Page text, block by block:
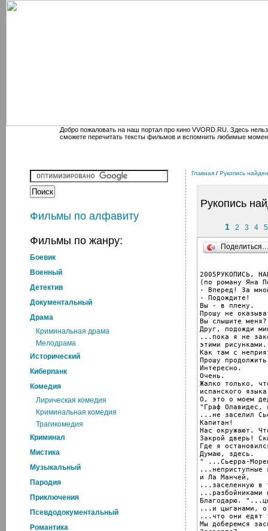
Добро пожаловать на наш портал про кино VVORD.RU. Здесь
сможете перечитать тексты фильмов и вспомнить любимые
Фильмы по алфавиту
Фильмы по жанру:
Боевик
Военный
Детектив
Документальный
Драма
Криминальная драма
Мелодрама
Исторический
Киберпанк
Комедия
Лирическая комедия
Криминальная комедия
Трагикомедия
Криминал
Мистика
Музыкальный
Пародия
Приключения
Псевдодокументальный
Романтика
Главная / Рукопись
Рукопись
1 2 3 4 5
2005РУКОПИСЬ,
(по роману Яна
- Вперед! За
- Подождите!
Вы - в плену.
Прошу не
Вы слышите меня?
Друг, подожди
...пока я не
этими рисунками.
Как там с
Прошу
Интересно.
Очень.
Жалко только,
испанского
О, это о моем
"Граф
...не заселил
Капитан!
Нас окружают.
Закрой дверь!
Где я
Думаю, здесь.
" ...Сьерра-
...неприступные
и Ла Манчей,
...заселенную в
Благодарю.
...и цыганами, о
...что они едят
Мы доберемся